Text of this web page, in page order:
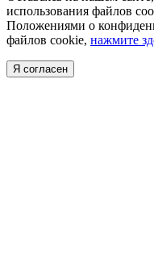
использования файлов
Положениями о
файлов cookie, нажмите
Я согласен